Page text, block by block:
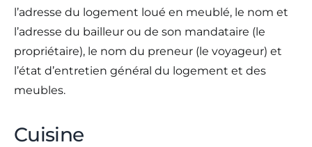
l’adresse du logement loué en meublé, le nom et
l’adresse du bailleur ou de son mandataire (le
propriétaire), le nom du preneur (le voyageur) et
l’état d’entretien général du logement et des
meubles.
Cuisine